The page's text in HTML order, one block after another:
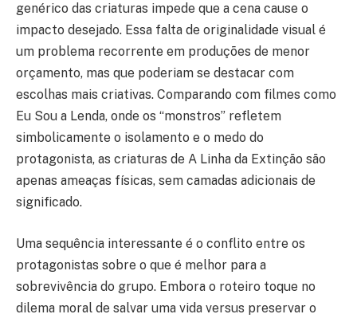
genérico das criaturas impede que a cena cause o
impacto desejado. Essa falta de originalidade visual é
um problema recorrente em produções de menor
orçamento, mas que poderiam se destacar com
escolhas mais criativas. Comparando com filmes como
Eu Sou a Lenda, onde os “monstros” refletem
simbolicamente o isolamento e o medo do
protagonista, as criaturas de A Linha da Extinção são
apenas ameaças físicas, sem camadas adicionais de
significado.
Uma sequência interessante é o conflito entre os
protagonistas sobre o que é melhor para a
sobrevivência do grupo. Embora o roteiro toque no
dilema moral de salvar uma vida versus preservar o